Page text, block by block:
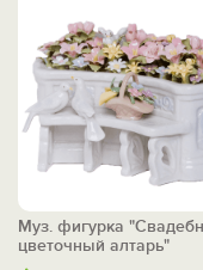
Муз. фигурка
цветочный алтарь"